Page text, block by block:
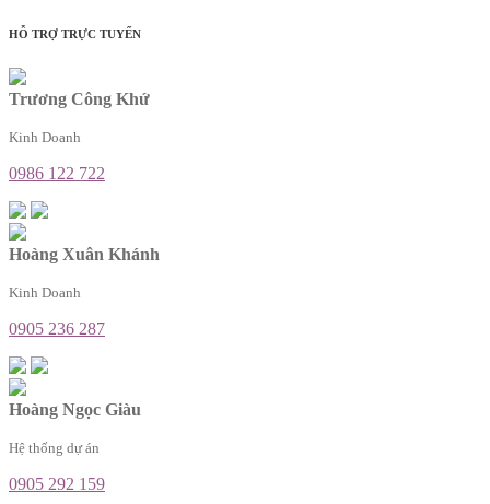
HỖ TRỢ TRỰC TUYẾN
Trương Công Khứ
Kinh Doanh
0986 122 722
Hoàng Xuân Khánh
Kinh Doanh
0905 236 287
Hoàng Ngọc Giàu
Hệ thống dự án
0905 292 159